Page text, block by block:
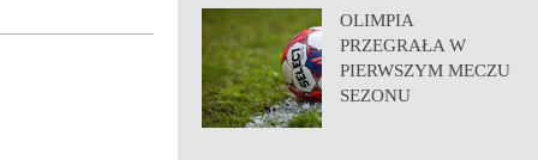
OLIMPIA
PRZEGRAŁA W
PIERWSZYM MECZU
SEZONU